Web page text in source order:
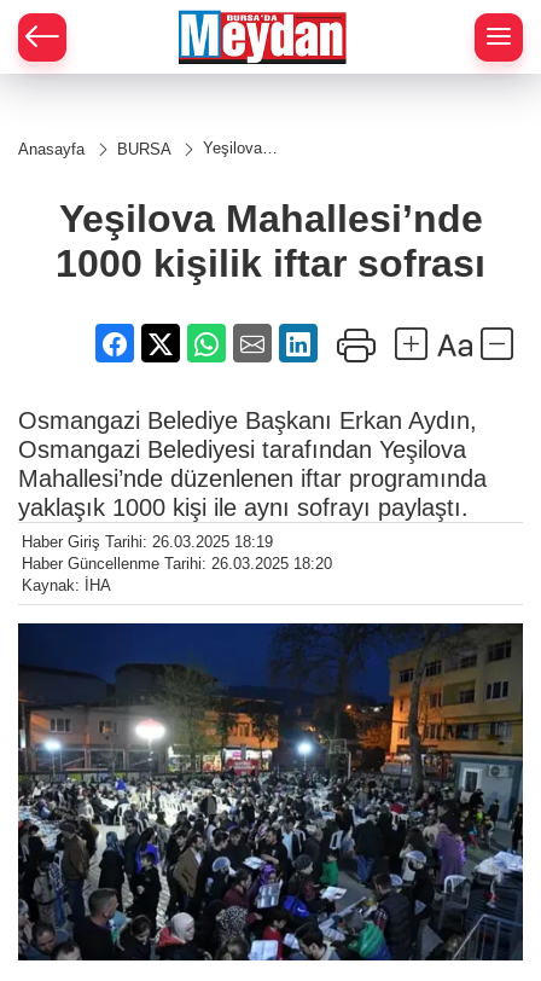
Anasayfa BURSA
Yeşilova
iftar sofrası
Yeşilova Mahallesi’nde
1000 kişilik iftar sofrası
Osmangazi Belediye Başkanı Erkan Aydın,
Osmangazi Belediyesi tarafından Yeşilova
Mahallesi’nde düzenlenen iftar programında
yaklaşık 1000 kişi ile aynı sofrayı paylaştı.
Haber Giriş Tarihi: 26.03.2025 18:19
Haber Güncellenme Tarihi: 26.03.2025 18:20
Kaynak: İHA